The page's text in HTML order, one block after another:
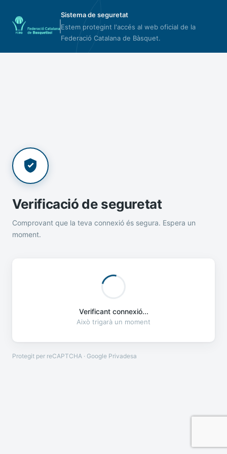
Sistema de seguretat
Estem protegint l'accés al web oficial de la
Federació Catalana de Bàsquet.
Verificació de seguretat
Comprovant que la teva connexió és segura. Espera un
moment.
Verificant connexió...
Això trigarà un moment
Protegit per reCAPTCHA · Google Privadesa